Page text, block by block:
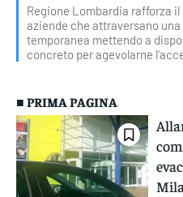
Regione Lombardia rafforza
aziende che attraversano
temporanea mettendo a
concreto per agevolarne
■ PRIMA PAGINA